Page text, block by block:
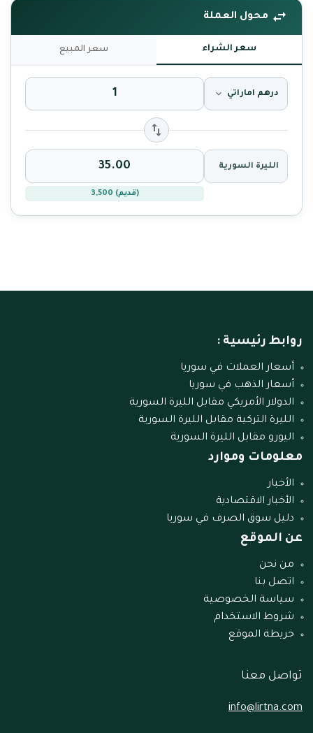
محول العملة
سعر الشراء سعر المبيع
درهم اماراتي
الليرة السورية
(قديم) 3,500
روابط رئيسية :
أسعار العملات في سوريا
أسعار الذهب في سوريا
الدولار الأمريكي مقابل الليرة السورية
الليرة التركية مقابل الليرة السورية
اليورو مقابل الليرة السورية
معلومات وموارد
الأخبار
الأخبار الاقتصادية
دليل سوق الصرف في سوريا
عن الموقع
من نحن
اتصل بنا
سياسة الخصوصية
شروط الاستخدام
خريطة الموقع
تواصل معنا
info@lirtna.com